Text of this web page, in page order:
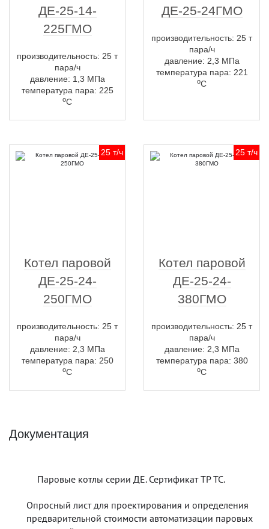
ДЕ-25-14-
225ГМО
производительность: 25 т
пара/ч
давление: 1,3 МПа
температура пара: 225
оС
ДЕ-25-24ГМО
производительность: 25 т
пара/ч
давление: 2,3 МПа
температура пара: 221
оС
25 т/ч
Котел паровой
ДЕ-25-24-
250ГМО
производительность: 25 т
пара/ч
давление: 2,3 МПа
температура пара: 250
оС
25 т/ч
Котел паровой
ДЕ-25-24-
380ГМО
производительность: 25 т
пара/ч
давление: 2,3 МПа
температура пара: 380
оС
Документация
Паровые котлы серии ДЕ. Сертификат ТР ТС.
Опросный лист для проектирования и определения
предварительной стоимости автоматизации паровых